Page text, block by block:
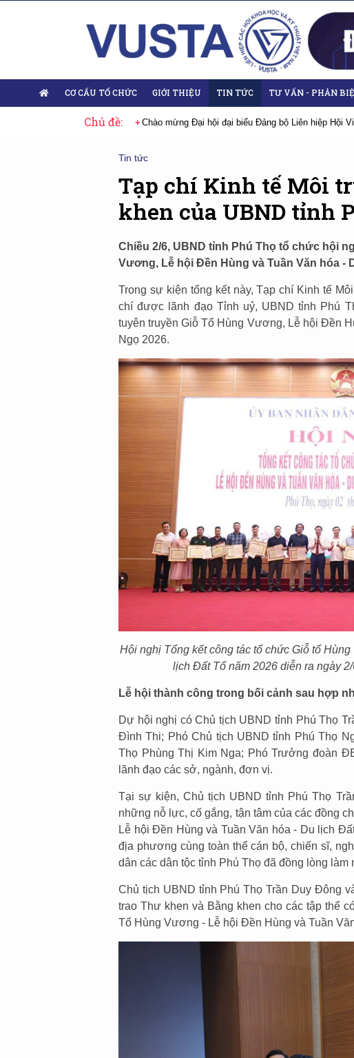
CƠ CẤU TỔ CHỨC GIỚI THIỆU TIN TỨC TƯ VẤN - PHẢN
Chủ đề:
đại biểu Đảng bộ Liên hiệp Hội Việt Nam nhiệm kỳ 2025-2030 Sự kiện tiêu biểu
Tin tức
Tạp chí Kinh tế Môi
khen của UBND tỉnh
Chiều 2/6, UBND tỉnh Phú Thọ tổ chức hội
Vương, Lễ hội Đền Hùng và Tuần Văn hóa -
Trong sự kiện tổng kết này, Tạp chí Kinh tế
chí được lãnh đạo Tỉnh uỷ, UBND tỉnh Phú
tuyên truyền Giỗ Tổ Hùng Vương, Lễ hội Đền
Ngọ 2026.
Hội nghị Tổng kết công tác tổ chức Giỗ tổ
lịch Đất Tổ năm 2026 diễn ra ngày
Lễ hội thành công trong bối cảnh sau hợp
Dự hội nghị có Chủ tịch UBND tỉnh Phú Thọ
Đình Thi; Phó Chủ tịch UBND tỉnh Phú Thọ
Thọ Phùng Thị Kim Nga; Phó Trưởng đoàn
lãnh đạo các sở, ngành, đơn vị.
Tại sự kiện, Chủ tịch UBND tỉnh Phú Thọ
những nỗ lực, cố gắng, tận tâm của các đồng
Lễ hội Đền Hùng và Tuần Văn hóa - Du lịch
địa phương cùng toàn thể cán bộ, chiến sĩ,
dân các dân tộc tỉnh Phú Thọ đã đồng lòng
Chủ tịch UBND tỉnh Phú Thọ Trần Duy Đông
trao Thư khen và Bằng khen cho các tập thể
Tổ Hùng Vương - Lễ hội Đền Hùng và Tuần